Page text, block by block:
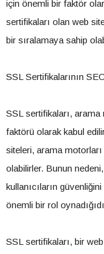
için önemli bir faktör
sertifikaları olan web
bir sıralamaya sahip
SSL Sertifikalarının
SSL sertifikaları,
faktörü olarak kabul
siteleri, arama
olabilirler. Bunun
kullanıcıların
önemli bir rol
SSL sertifikaları, bir